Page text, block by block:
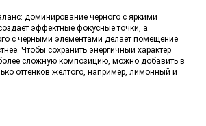
доминирование черного с яркими
эффектные фокусные точки, а
с черными элементами делает помещение
Чтобы сохранить энергичный характер
сложную композицию, можно добавить в
оттенков желтого, например, лимонный и